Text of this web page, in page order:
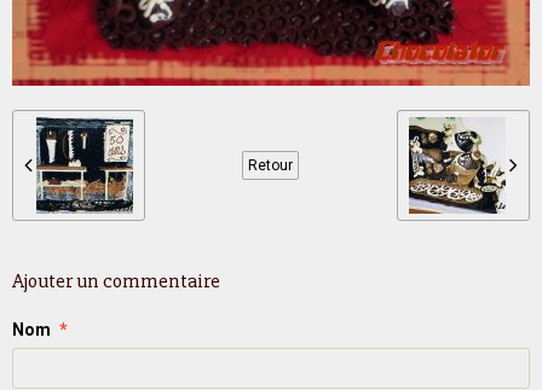
Retour
Ajouter un commentaire
Nom